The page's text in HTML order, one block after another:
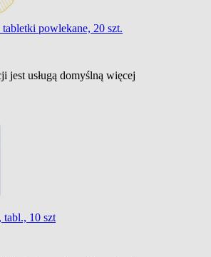
powlekane, 20 szt.
jest usługą domyślną więcej
10 szt